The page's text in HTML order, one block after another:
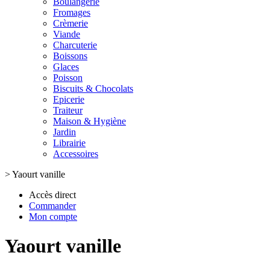
Fromages
Crèmerie
Viande
Charcuterie
Boissons
Glaces
Poisson
Biscuits & Chocolats
Epicerie
Traiteur
Maison & Hygiène
Jardin
Librairie
Accessoires
>Yaourt vanille
Accès direct
Commander
Mon compte
Yaourt vanille